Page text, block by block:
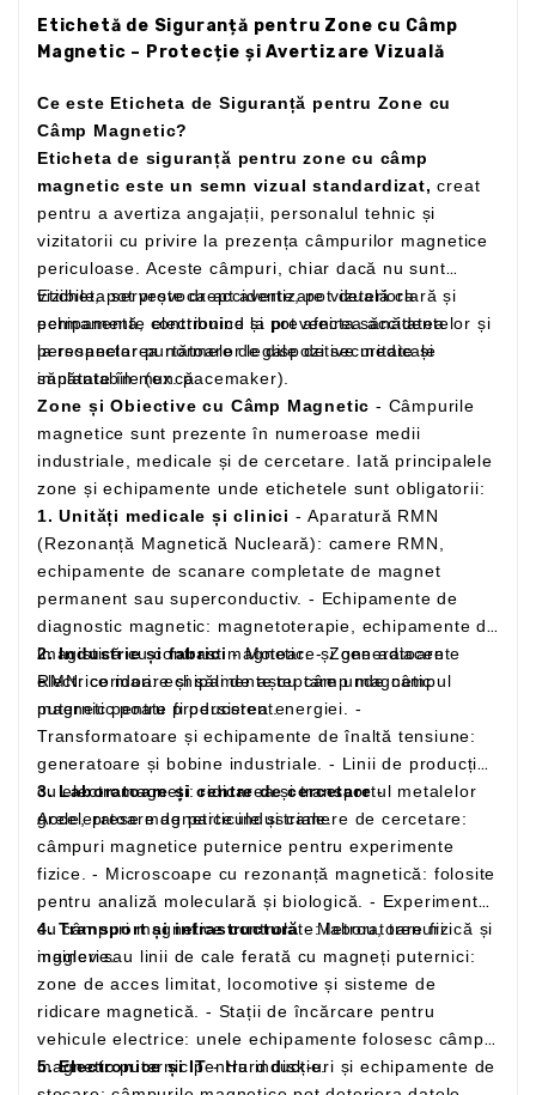
Etichetă de Siguranță pentru Zone cu Câmp
Magnetic – Protecție și Avertizare Vizuală
Ce este Eticheta de Siguranță pentru Zone cu
Câmp Magnetic?
Eticheta de siguranță pentru zone cu câmp
magnetic este un semn vizual standardizat,creat
pentru a avertiza angajații, personalul tehnic și
vizitatorii cu privire la prezența câmpurilor magnetice
periculoase. Aceste câmpuri, chiar dacă nu sunt
vizibile, pot provoca accidente, pot deteriora
echipamente electronice și pot afecta sănătatea
persoanelor purtătoare de dispozitive medicale
implantabile (ex. pacemaker).
Eticheta servește drept avertizare vizuală clară și
permanentă, contribuind la prevenirea accidentelor și
la respectarea normelor legale de securitate și
sănătate în muncă.
Zone și Obiective cu Câmp Magnetic - Câmpurile
magnetice sunt prezente în numeroase medii
industriale, medicale și de cercetare. Iată principalele
zone și echipamente unde etichetele sunt obligatorii:
1. Unități medicale și clinici - Aparatură RMN
(Rezonanță Magnetică Nucleară): camere RMN,
echipamente de scanare completate de magnet
permanent sau superconductiv. - Echipamente de
diagnostic magnetic: magnetoterapie, echipamente de
imagistică cu contrast magnetic. - Zone adiacente
RMN: coridoare și săli de așteptare unde câmpul
magnetic poate fi persistent.
2. Industrie și fabrici- Motoare și generatoare
electrice mari: echipamente cu câmp magnetic
puternic pentru producerea energiei. -
Transformatoare și echipamente de înaltă tensiune:
generatoare și bobine industriale. - Linii de producție
cu electromagneți: ridicarea și transportul metalelor
grele, prese magnetice industriale.
3. Laboratoare și centre de cercetare-
Acceleratoare de particule și camere de cercetare:
câmpuri magnetice puternice pentru experimente
fizice. - Microscoape cu rezonanță magnetică: folosite
pentru analiză moleculară și biologică. - Experimente
cu câmpuri magnetice controlate: laboratoare fizică și
inginerie.
4. Transport și infrastructură- Metrou, trenuri
maglev sau linii de cale ferată cu magneți puternici:
zone de acces limitat, locomotive și sisteme de
ridicare magnetică. - Stații de încărcare pentru
vehicule electrice: unele echipamente folosesc câmp
magnetic puternic pentru inducție.
5. Electronice și IT- Hard disk-uri și echipamente de